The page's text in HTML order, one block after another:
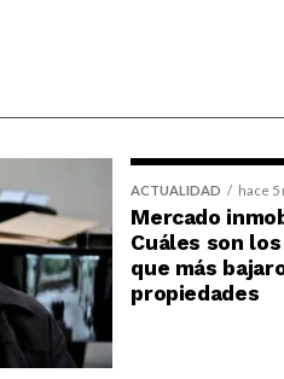
ACTUALIDAD hace 5
Mercado
Cuáles son
que más
propiedades